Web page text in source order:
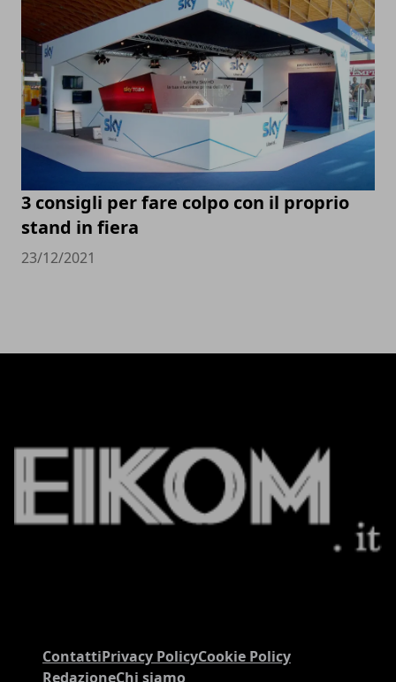
3 consigli per fare colpo con il proprio
stand in fiera
23/12/2021
ContattiPrivacy PolicyCookie Policy
RedazioneChi siamo